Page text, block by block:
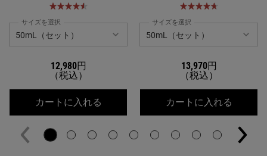
サイズを選択
12,980円
（税込）
カートに入れる キールズ DS クリアリーブライト エ
サイズを選択
13,970円
（税込）
カートに入れる